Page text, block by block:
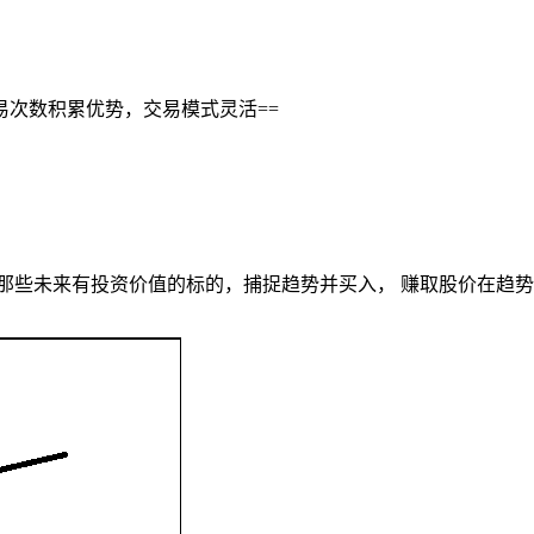
次数积累优势，交易模式灵活==
未来有投资价值的标的，捕捉趋势并买入， 赚取股价在趋势